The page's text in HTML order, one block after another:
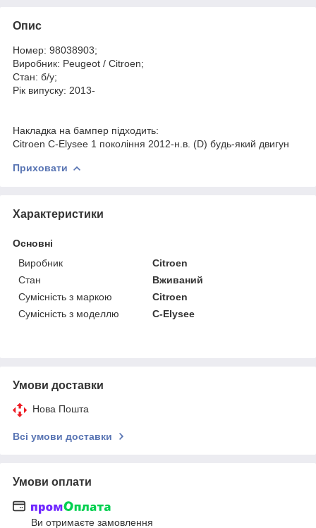
Опис
Номер: 98038903;
Виробник: Peugeot / Citroen;
Стан: б/у;
Рік випуску: 2013-
Накладка на бампер підходить:
Citroen C-Elysee 1 покоління 2012-н.в. (D) будь-який двигун
Приховати
Характеристики
Основні
Виробник
Citroen
Стан
Вживаний
Сумісність з маркою
Citroen
Сумісність з моделлю
C-Elysee
Умови доставки
Нова Пошта
Всі умови доставки
Умови оплати
Ви отримаєте замовлення